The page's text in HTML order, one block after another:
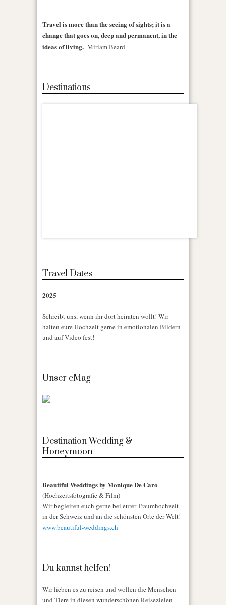
Travel is more than the seeing of sights; it is a
change that goes on, deep and permanent, in the
ideas of living.-Miriam Beard
Destinations
Travel Dates
2025
Schreibt uns, wenn ihr dort heiraten wollt! Wir
halten eure Hochzeit gerne in emotionalen Bildern
und auf Video fest!
Unser eMag
Destination Wedding &
Honeymoon
Beautiful Weddings by Monique De Caro
(Hochzeitsfotografie & Film)
Wir begleiten euch gerne bei eurer Traumhochzeit
in der Schweiz und an die schönsten Orte der Welt!
www.beautiful-weddings.ch
Du kannst helfen!
Wir lieben es zu reisen und wollen die Menschen
und Tiere in diesen wunderschönen Reisezielen